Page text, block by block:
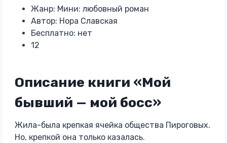
Жанр: Мини: любовный роман
Автор: Нора Славская
Бесплатно: нет
12
Описание книги «Мой
бывший — мой босс»
Жила-была крепкая ячейка общества Пироговых.
Но, крепкой она только казалась.